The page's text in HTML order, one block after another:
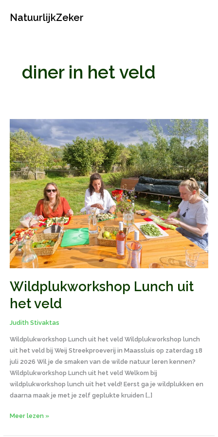
naarNatuurlijkZeker
diner in het veld
Wildplukworkshop Lunch uit
het veld
Judith Stivaktas
Wildplukworkshop Lunch uit het veld Wildplukworkshop lunch
uit het veld bij Weij Streekproeverij in Maassluis op zaterdag 18
juli 2026 Wil je de smaken van de wilde natuur leren kennen?
Wildplukworkshop Lunch uit het veld Welkom bij
wildplukworkshop lunch uit het veld! Eerst ga je wildplukken en
daarna maak je met je zelf geplukte kruiden […]
Wildplukworkshop
Lunch
uit
het
veld
Meer lezen »